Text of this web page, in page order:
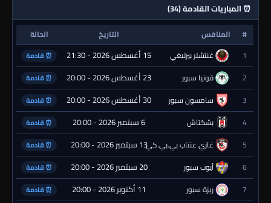
⏰ المباريات القادمة (34)
# المنافس التاريخ
الحالة
1
غنتشلر بيرليغي 15 أغسطس 2026 - 21:30 ⏰ قادمة
2 قونيا سبور 23 أغسطس 2026 - 20:00 ⏰ قادمة
3 سامسون سبور 30 أغسطس 2026 - 20:00 ⏰ قادمة
4 بشكتاش 6 سبتمبر 2026 - 20:00 ⏰ قادمة
5 غازي عنتاب بي.بي.كي.13 سبتمبر 2026 - 20:00 ⏰ قادمة
6 أيوب سبور 20 سبتمبر 2026 - 20:00 ⏰ قادمة
7 ريزة سبور 11 أكتوبر 2026 - 20:00 ⏰ قادمة